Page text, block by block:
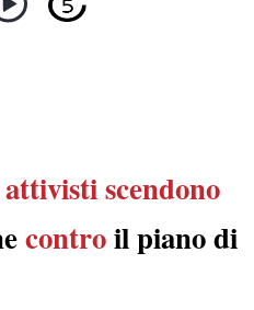
scendono
controil piano di